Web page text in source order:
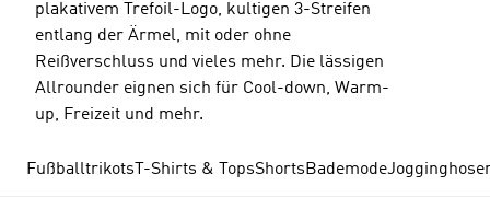
plakativem Trefoil-Logo, kultigen 3-Streifen
entlang der Ärmel, mit oder ohne
Reißverschluss und vieles mehr. Die lässigen
Allrounder eignen sich für Cool-down, Warm-
up, Freizeit und mehr.
Fußballtrikots T-Shirts & TopsShortsBademode